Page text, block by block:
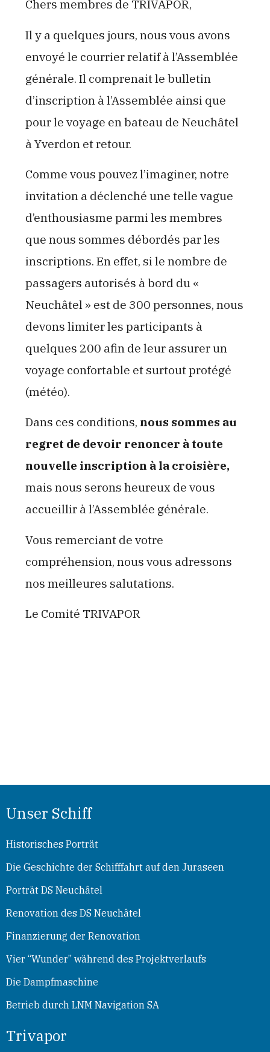
Chers membres de TRIVAPOR,
Il y a quelques jours, nous vous avons
envoyé le courrier relatif à l’Assemblée
générale. Il comprenait le bulletin
d’inscription à l’Assemblée ainsi que
pour le voyage en bateau de Neuchâtel
à Yverdon et retour.
Comme vous pouvez l’imaginer, notre
invitation a déclenché une telle vague
d’enthousiasme parmi les membres
que nous sommes débordés par les
inscriptions. En effet, si le nombre de
passagers autorisés à bord du «
Neuchâtel » est de 300 personnes, nous
devons limiter les participants à
quelques 200 afin de leur assurer un
voyage confortable et surtout protégé
(météo).
Dans ces conditions, nous sommes au
regret de devoir renoncer à toute
nouvelle inscription à la croisière,
mais nous serons heureux de vous
accueillir à l’Assemblée générale.
Vous remerciant de votre
compréhension, nous vous adressons
nos meilleures salutations.
Le Comité TRIVAPOR
Unser Schiff
Historisches Porträt
Die Geschichte der Schifffahrt auf den Juraseen
Porträt DS Neuchâtel
Renovation des DS Neuchâtel
Finanzierung der Renovation
Vier “Wunder” während des Projektverlaufs
Die Dampfmaschine
Betrieb durch LNM Navigation SA
Trivapor